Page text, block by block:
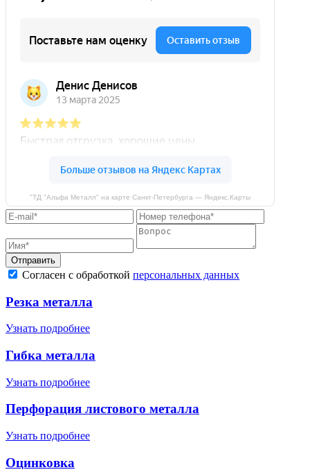
"ТД "Альфа Металл" на карте Санкт‑Петербурга — Яндекс.Карты
Отправить
Согласен с обработкой персональных данных
Резка металла
Узнать подробнее
Гибка металла
Узнать подробнее
Перфорация листового металла
Узнать подробнее
Оцинковка